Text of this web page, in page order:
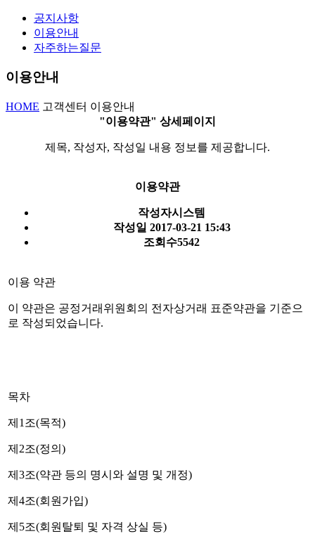
공지사항
이용안내
자주하는질문
이용안내
HOME 고객센터 이용안내
"이용약관" 상세페이지
제목, 작성자, 작성일 내용 정보를 제공합니다.
이용약관
작성자시스템
작성일 2017-03-21 15:43
조회수5542
이용 약관
이 약관은 공정거래위원회의 전자상거래 표준약관을 기준으
로 작성되었습니다.
목차
제1조(목적)
제2조(정의)
제3조(약관 등의 명시와 설명 및 개정)
제4조(회원가입)
제5조(회원탈퇴 및 자격 상실 등)